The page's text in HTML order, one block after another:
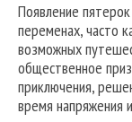
Появление
переменах, часто
возможных
общественное
приключения,
время напряжения